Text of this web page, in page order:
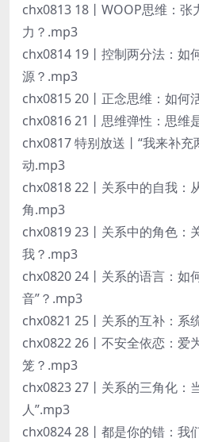
chx0813 18丨WOOP思维：张
力？.mp3
chx0814 19丨控制两分法：如
源？.mp3
chx0815 20丨正念思维：如何
chx0816 21丨思维弹性：思维
chx0817 特别放送丨“我来补充
动.mp3
chx0818 22丨关系中的自我：
角.mp3
chx0819 23丨关系中的角色：
我？.mp3
chx0820 24丨关系的语言：如
音”？.mp3
chx0821 25丨关系的互补：系
chx0822 26丨不安全依恋：爱
笼？.mp3
chx0823 27丨关系的三角化：
人”.mp3
chx0824 28丨都是你的错：我